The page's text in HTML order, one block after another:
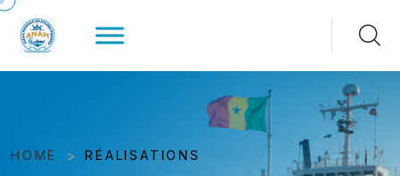
HOME > RÉALISATIONS